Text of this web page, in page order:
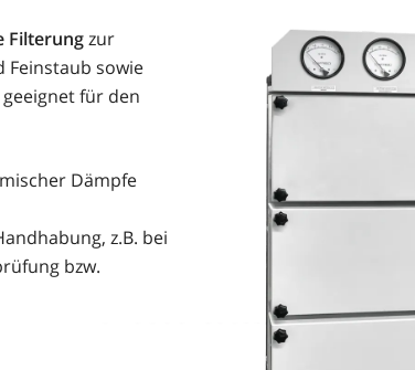
Filterungzur
Feinstaub sowie
für den
Dämpfe
z.B. bei
bzw.